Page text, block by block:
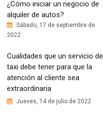
¿Cómo iniciar un negocio de
alquiler de autos?
Sábado, 17 de septiembre de
2022
Cualidades que un servicio de
taxi debe tener para que la
atención al cliente sea
extraordinaria
Jueves, 14 de julio de 2022